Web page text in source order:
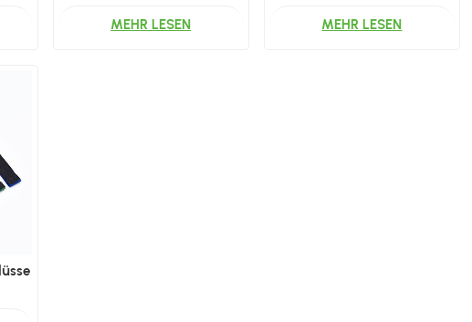
Silikonrückseite
MEHR LESEN
für Drohnenakkus / FPV-
LiPo-Akkubändern
MEHR LESEN